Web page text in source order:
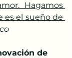
Hagamos
es el sueño de
de